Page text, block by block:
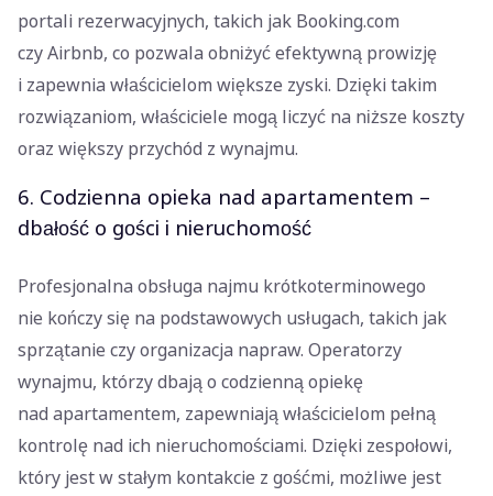
portali rezerwacyjnych, takich jak Booking.com
czy Airbnb, co pozwala obniżyć efektywną prowizję
i zapewnia właścicielom większe zyski. Dzięki takim
rozwiązaniom, właściciele mogą liczyć na niższe koszty
oraz większy przychód z wynajmu.
6. Codzienna opieka nad apartamentem –
dbałość o gości i nieruchomość
Profesjonalna obsługa najmu krótkoterminowego
nie kończy się na podstawowych usługach, takich jak
sprzątanie czy organizacja napraw. Operatorzy
wynajmu, którzy dbają o codzienną opiekę
nad apartamentem, zapewniają właścicielom pełną
kontrolę nad ich nieruchomościami. Dzięki zespołowi,
który jest w stałym kontakcie z gośćmi, możliwe jest